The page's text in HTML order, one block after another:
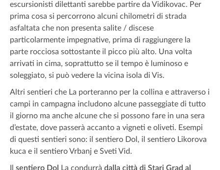
escursionisti dilettanti sarebbe partire da Vidikovac. Per
prima cosa si percorrono alcuni chilometri di strada
asfaltata che non presenta salite / discese
particolarmente impegnative, prima di raggiungere la
parte rocciosa sottostante il picco più alto. Una volta
arrivati ​​in cima, soprattutto se il tempo è luminoso e
soleggiato, si può vedere la vicina isola di Vis.
Altri sentieri che La porteranno per la collina e attraverso i
campi in campagna includono alcune passeggiate di tutto
il giorno ma anche alcune che si possono fare in una sera
d’estate, dove passerà accanto a vigneti e oliveti. Esempi
di questi sentieri sono: il sentiero Dol, il sentiero Likorova
kuca e il sentiero Vrbanj e Sveti Vid.
sentiero Dol La condurrà dalla città di Stari Grad al